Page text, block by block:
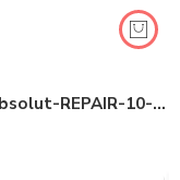
loreal-professionnel-serie-expert-absolut-REPAIR-10-in-1 Leave-in Oil 90ml